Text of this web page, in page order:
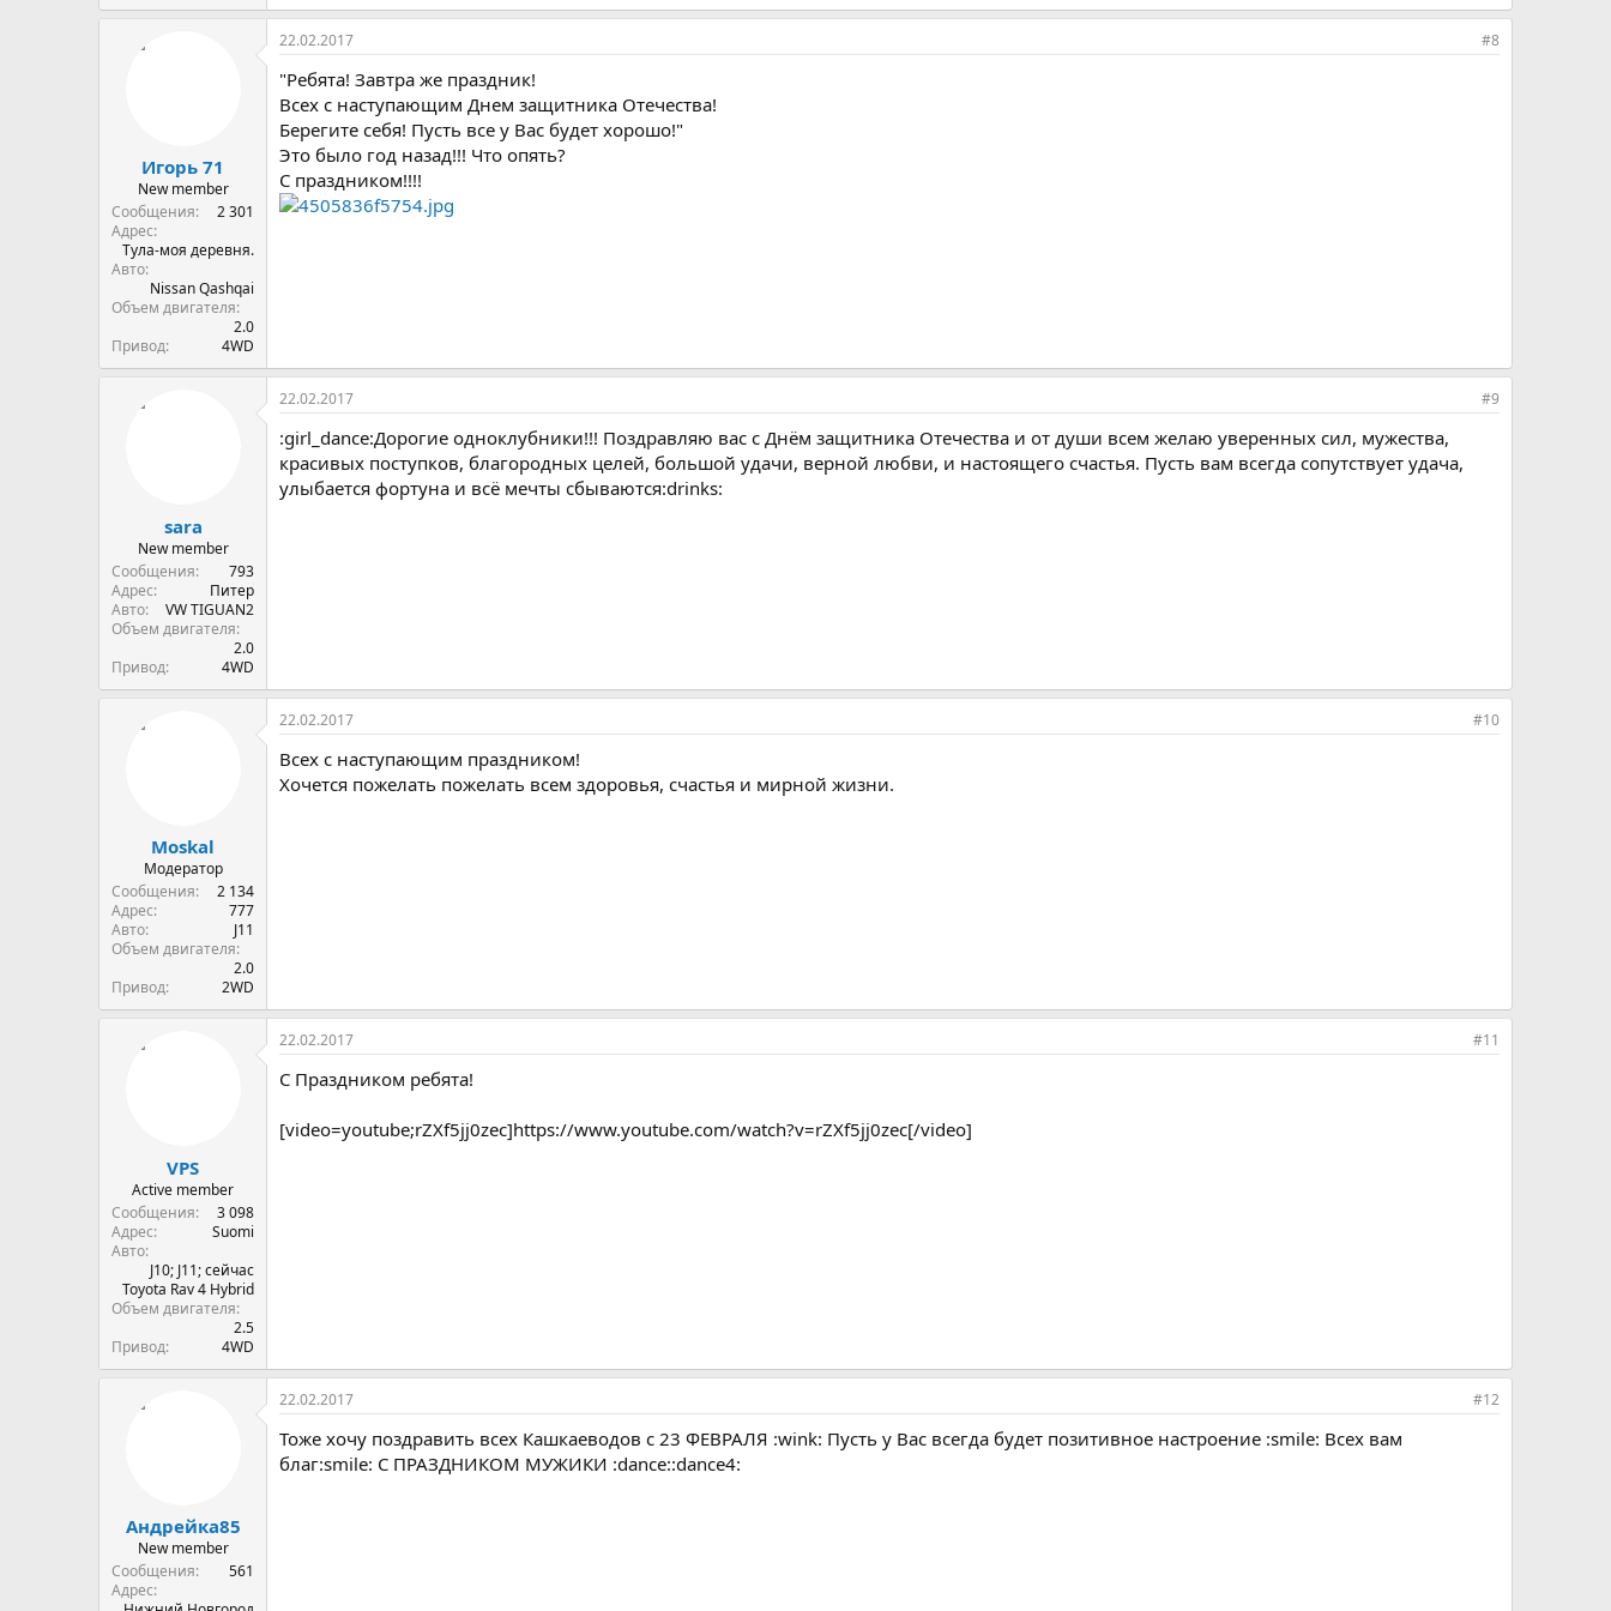
Игорь 71
New member
Сообщения
2 301
Адрес
Тула-моя деревня.
Авто
Nissan Qashqai
Объем двигателя
2.0
Привод
4WD
22.02.2017 #8
"Ребята! Завтра же праздник!
Всех с наступающим Днем защитника Отечества!
Берегите себя! Пусть все у Вас будет хорошо!"
Это было год назад!!! Что опять?
С праздником!!!!
sara
New member
Сообщения
793
Адрес
Питер
Авто
VW ТIGUAN2
Объем двигателя
2.0
Привод
4WD
22.02.2017 #9
:girl_dance:Дорогие одноклубники!!! Поздравляю вас с Днём защитника Отечества и от души всем желаю уверенных сил, мужества,
красивых поступков, благородных целей, большой удачи, верной любви, и настоящего счастья. Пусть вам всегда сопутствует удача,
улыбается фортуна и всё мечты сбываются:drinks:
Moskal
Модератор
Сообщения
2 134
Адрес
777
Авто
J11
Объем двигателя
2.0
Привод
2WD
22.02.2017 #10
Всех с наступающим праздником!
Хочется пожелать пожелать всем здоровья, счастья и мирной жизни.
VPS
Active member
Сообщения
3 098
Адрес
Suomi
Авто
J10; J11; сейчас
Toyota Rav 4 Hybrid
Объем двигателя
2.5
Привод
4WD
22.02.2017 #11
С Праздником ребята!
[video=youtube;rZXf5jj0zec]https://www.youtube.com/watch?v=rZXf5jj0zec[/video]
Андрейка85
New member
Сообщения
561
Адрес
22.02.2017 #12
Тоже хочу поздравить всех Кашкаеводов с 23 ФЕВРАЛЯ :wink: Пусть у Вас всегда будет позитивное настроение :smile: Всех вам
благ:smile: С ПРАЗДНИКОМ МУЖИКИ :dance::dance4: